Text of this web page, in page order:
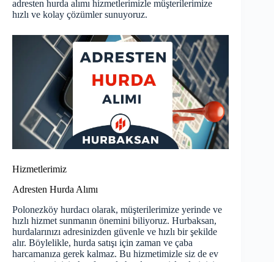
adresten hurda alımı hizmetlerimizle müşterilerimize
hızlı ve kolay çözümler sunuyoruz.
Hizmetlerimiz
Adresten Hurda Alımı
Polonezköy hurdacı olarak, müşterilerimize yerinde ve
hızlı hizmet sunmanın önemini biliyoruz. Hurbaksan,
hurdalarınızı adresinizden güvenle ve hızlı bir şekilde
alır. Böylelikle, hurda satışı için zaman ve çaba
harcamanıza gerek kalmaz. Bu hizmetimizle siz de ev